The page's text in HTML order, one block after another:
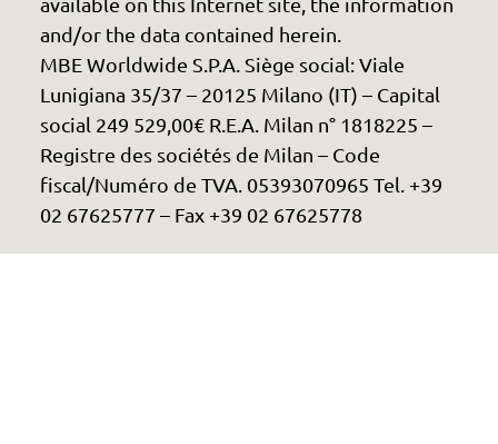
and/or the data contained herein.
MBE Worldwide S.P.A. Siège social: Viale
Lunigiana 35/37 – 20125 Milano (IT) – Capital
social 249 529,00€ R.E.A. Milan n° 1818225 –
Registre des sociétés de Milan – Code
fiscal/Numéro de TVA. 05393070965 Tel. +39
02 67625777 – Fax +39 02 67625778